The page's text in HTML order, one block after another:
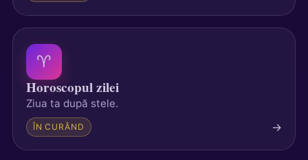
♈
Horoscopul zilei
Ziua ta după stele.
ÎN CURÂND →